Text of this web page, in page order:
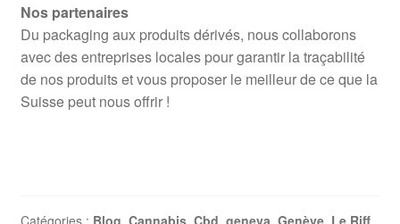
Nos partenaires
Du packaging aux produits dérivés, nous collaborons
avec des entreprises locales pour garantir la traçabilité
de nos produits et vous proposer le meilleur de ce que la
Suisse peut nous offrir !
Catégories : Blog Cannabis, Cbd geneva Genève, Le Riff,